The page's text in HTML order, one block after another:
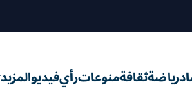
رياضةثقافةمنوعاترأيفيديوالمزيد